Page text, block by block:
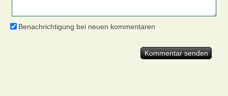
Benachrichtigung bei neuen kommentaren